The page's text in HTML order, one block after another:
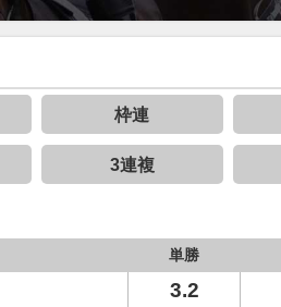
枠連
3連複
単勝
3.2